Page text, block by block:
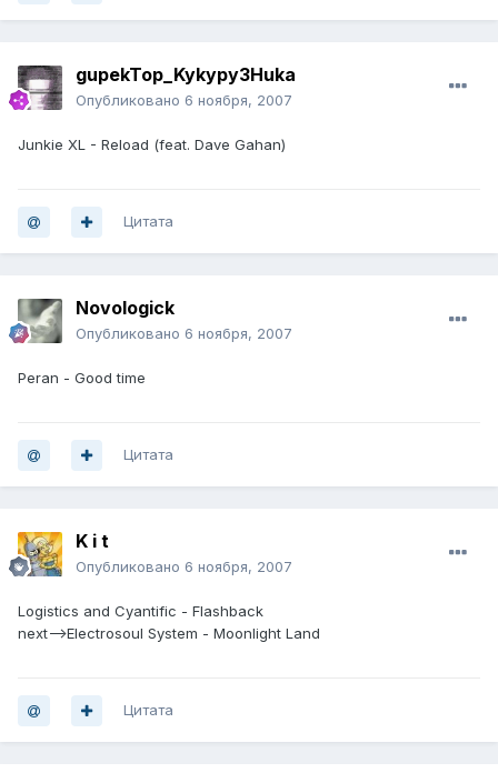
gupekTop_Kykypy3Huka
Опубликовано 6 ноября, 2007
Junkie XL - Reload (feat. Dave Gahan)
Цитата
Novologick
Опубликовано 6 ноября, 2007
Peran - Good time
Цитата
K i t
Опубликовано 6 ноября, 2007
Logistics and Cyantific - Flashback
next-->Electrosoul System - Moonlight Land
Цитата